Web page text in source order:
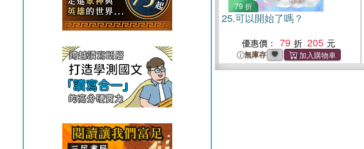
79 折
25.可以開始了嗎？
優惠價： 79 205
無庫存